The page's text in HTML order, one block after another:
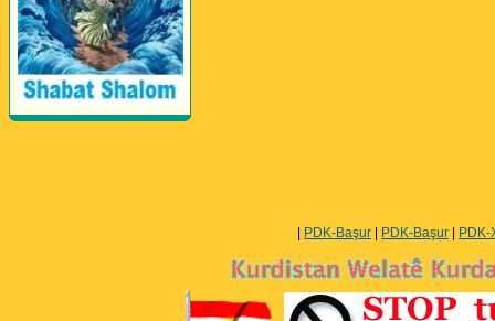
PDK-Başur PDK-Başur